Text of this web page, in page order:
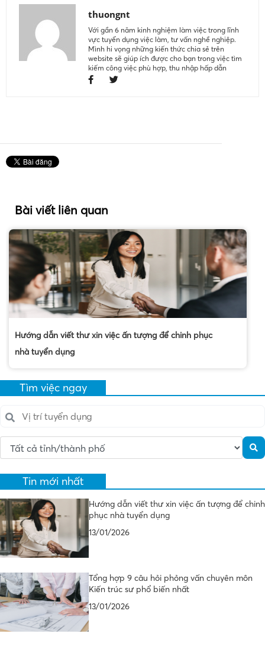
thuongnt
Với gần 6 năm kinh nghiệm làm việc trong lĩnh
vực tuyển dụng việc làm, tư vấn nghề nghiệp.
Mình hi vọng những kiến thức chia sẻ trên
website sẽ giúp ích được cho bạn trong việc tìm
kiếm công việc phù hợp, thu nhập hấp dẫn
Bài viết liên quan
Hướng dẫn viết thư xin việc ấn tượng để chinh phục
nhà tuyển dụng
Tìm việc ngay
Tin mới nhất
Hướng dẫn viết thư xin việc ấn tượng để chinh
phục nhà tuyển dụng
13/01/2026
Tổng hợp 9 câu hỏi phỏng vấn chuyên môn
Kiến trúc sư phổ biến nhất
13/01/2026